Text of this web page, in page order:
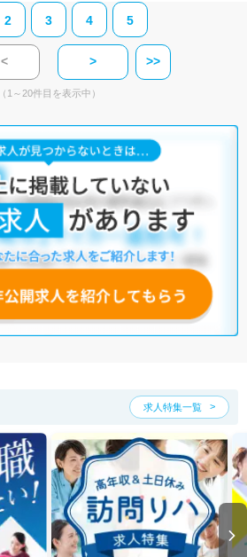
2 3 4 5
< > >>
（1～20件目を表示中）
求人特集一覧